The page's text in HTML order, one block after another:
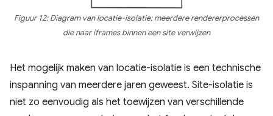
Figuur 12: Diagram van locatie-isolatie; meerdere rendererprocessen
die naar iframes binnen een site verwijzen
Het mogelijk maken van locatie-isolatie is een technische
inspanning van meerdere jaren geweest. Site-isolatie is
niet zo eenvoudig als het toewijzen van verschillende